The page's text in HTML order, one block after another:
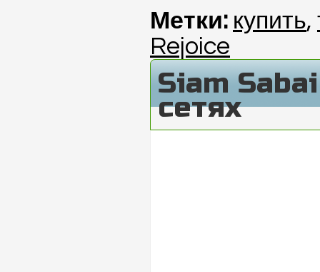
Метки: купить,
Rejoice
Siam
сетях